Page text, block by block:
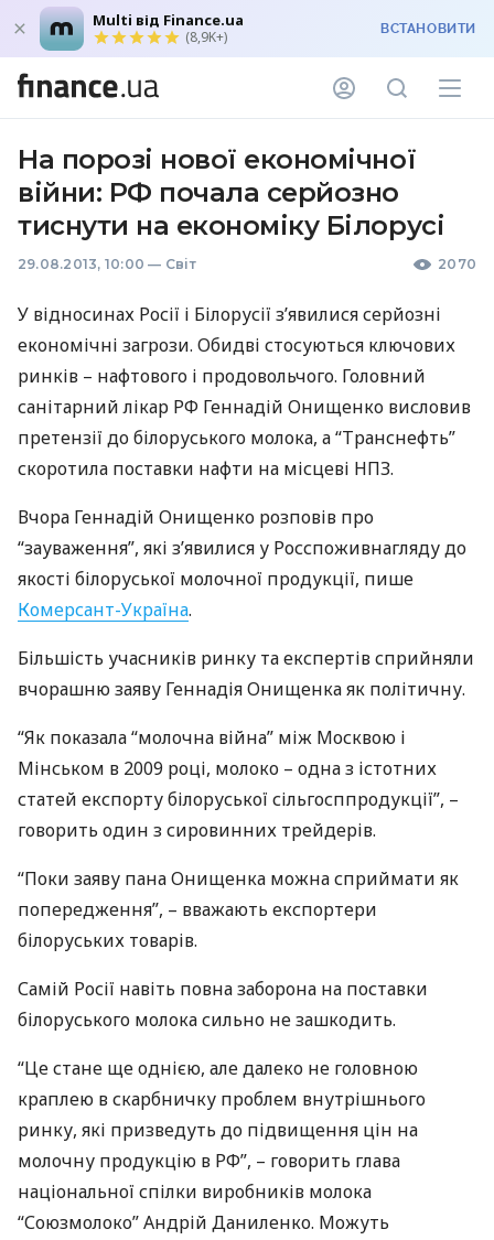
Multi від Finance.ua
(8,9K+) ВСТАНОВИТИ
На порозі нової економічної
війни: РФ почала серйозно
тиснути на економіку Білорусі
29.08.2013, 10:00 — Світ 2070
У відносинах Росії і Білорусії з’явилися серйозні
економічні загрози. Обидві стосуються ключових
ринків – нафтового і продовольчого. Головний
санітарний лікар РФ Геннадій Онищенко висловив
претензії до білоруського молока, а “Транснефть”
скоротила поставки нафти на місцеві НПЗ.
Вчора Геннадій Онищенко розповів про
“зауваження”, які з’явилися у Росспоживнагляду до
якості білоруської молочної продукції, пише
Комерсант-Україна.
Більшість учасників ринку та експертів сприйняли
вчорашню заяву Геннадія Онищенка як політичну.
“Як показала “молочна війна” між Москвою і
Мінськом в 2009 році, молоко – одна з істотних
статей експорту білоруської сільгосппродукції”, –
говорить один з сировинних трейдерів.
“Поки заяву пана Онищенка можна сприймати як
попередження”, – вважають експортери
білоруських товарів.
Самій Росії навіть повна заборона на поставки
білоруського молока сильно не зашкодить.
“Це стане ще однією, але далеко не головною
краплею в скарбничку проблем внутрішнього
ринку, які призведуть до підвищення цін на
молочну продукцію в РФ”, – говорить глава
національної спілки виробників молока
“Союзмолоко” Андрій Даниленко. Можуть